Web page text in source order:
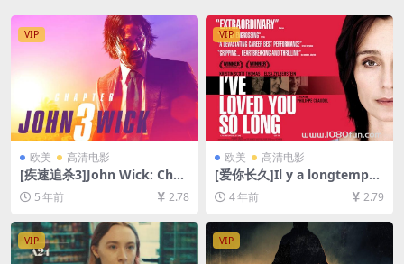
VIP
欧美 高清电影
[疾速追杀3]John Wick: Chap
ter 3 – Parabellum (2019)
[百度网盘+迅雷云盘资源1080
P超清未删减][MP4/8.7GB][中
英字幕]
5 年前 2.78
VIP
欧美 高清电影
[爱你长久]Il y a longtemps
que je t’aime (2008)[百度网
盘+迅雷云盘资源1080P超清
未删减][MP4/7.6GB][中文字
幕]
4 年前 2.79
VIP VIP